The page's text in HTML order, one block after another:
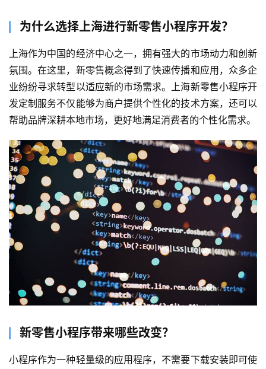
为什么选择上海进行新零售小程序开发？
上海作为中国的经济中心之一，拥有强大的市场动力和创新
氛围。在这里，新零售概念得到了快速传播和应用，众多企
业纷纷寻求转型以适应新的市场需求。上海新零售小程序开
发定制服务不仅能够为商户提供个性化的技术方案，还可以
帮助品牌深耕本地市场，更好地满足消费者的个性化需求。
新零售小程序带来哪些改变？
小程序作为一种轻量级的应用程序，不需要下载安装即可使